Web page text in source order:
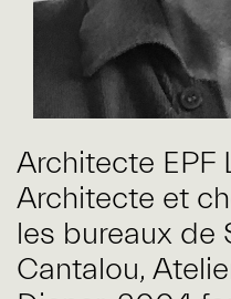
Architecte EPF
Architecte et
les bureaux de
Cantalou,